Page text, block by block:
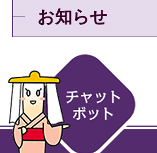
お知らせ